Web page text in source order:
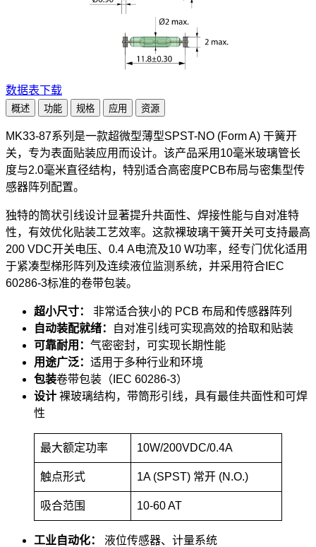
数据表下载
概述 功能 规格 应用 资源
MK33-87系列是一款超微型薄型SPST-NO (Form A) 干簧开
关，专为表面贴装应用而设计。该产品采用10毫米玻璃管长
度与2.0毫米直径结构，特别适合高密度PCB布局与密集型传
感器阵列配置。
独特的筒状引线设计显著提升共面性、焊接性能与自对准特
性，有效优化贴装工艺效率。这款裸玻璃干簧开关可支持最高
200 VDC开关电压、0.4 A电流及10 W功率，经专门优化适用
于紧凑型梯形阵列及连续液位监测系统，并采用符合IEC
60286-3标准的卷带包装。
超小尺寸： 非常适合狭小的 PCB 布局和传感器阵列
自动装配就绪：
自对准引线可实现高效的拾取和贴装
可靠耐用： 气密密封，可实现长期性能
用途广泛： 适用于多种行业和环境
包装卷带包装（IEC 60286-3）
设计 裸玻璃结构，带筒形引线，具有最佳共面性和可焊
性
最大额定功率 10W/200VDC/0.4A
触点形式 1A (SPST) 常开 (N.O.)
吸合范围 10-60 AT
工业自动化： 液位传感器、计量系统